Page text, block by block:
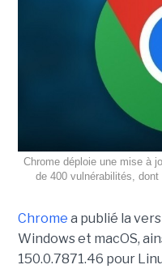
Chrome déploie une mise à
de 400 vulnérabilités,
Chrome a publié la
Windows et macOS,
150.0.7871.46 pour